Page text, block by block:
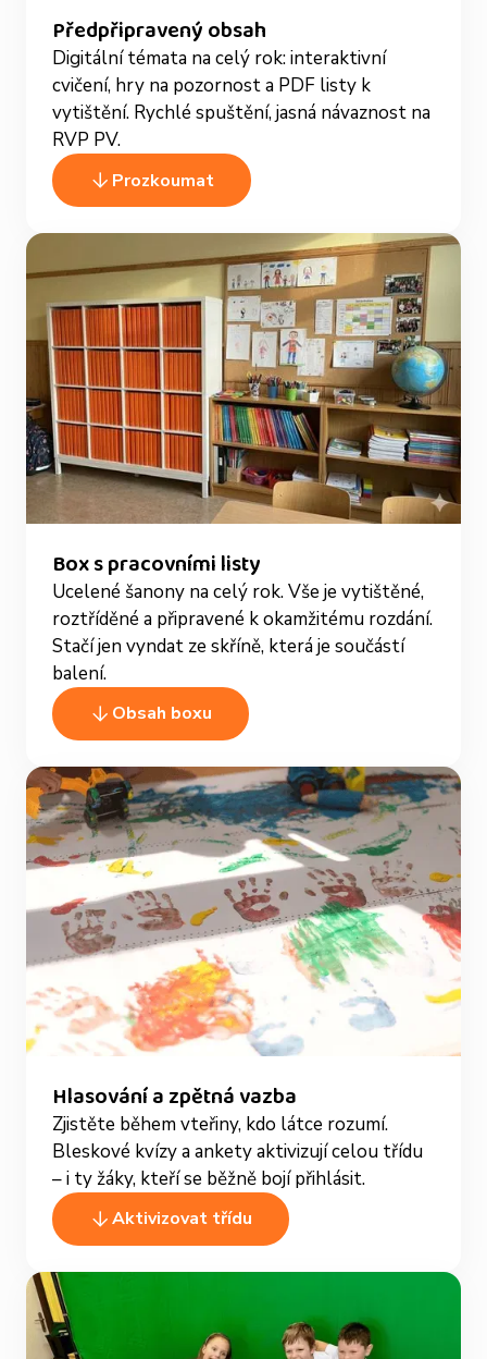
Předpřipravený obsah
Digitální témata na celý rok: interaktivní
cvičení, hry na pozornost a PDF listy k
vytištění. Rychlé spuštění, jasná návaznost na
RVP PV.
Prozkoumat
Box s pracovními listy
Ucelené šanony na celý rok. Vše je vytištěné,
roztříděné a připravené k okamžitému rozdání.
Stačí jen vyndat ze skříně, která je součástí
balení.
Obsah boxu
Hlasování a zpětná vazba
Zjistěte během vteřiny, kdo látce rozumí.
Bleskové kvízy a ankety aktivizují celou třídu
– i ty žáky, kteří se běžně bojí přihlásit.
Aktivizovat třídu